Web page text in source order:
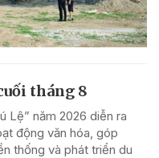
tháng 8
Lệ” năm 2026 diễn ra
động văn hóa, góp
thống và phát triển du